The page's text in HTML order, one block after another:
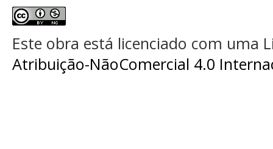
Este obra está licenciado com uma
Atribuição-NãoComercial 4.0